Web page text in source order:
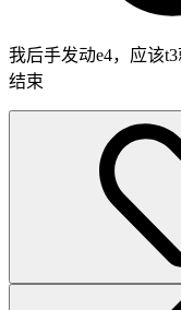
我后手发动e4，应该
结束